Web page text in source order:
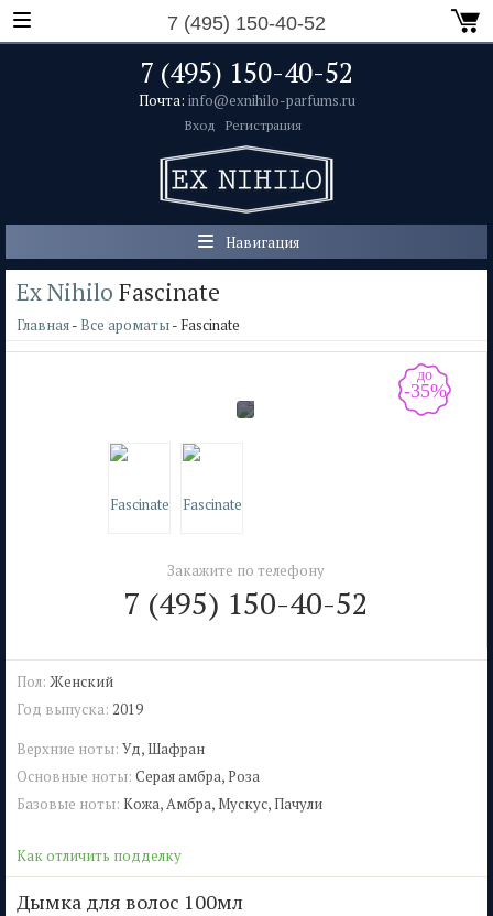
7 (495) 150-40-52
7 (495) 150-40-52
Почта: info@exnihilo-parfums.ru
Вход Регистрация
Навигация
Ex Nihilo Fascinate
Главная- Все ароматы- Fascinate
до
-35%
Закажите по телефону
7 (495) 150-40-52
Как отличить подделку
Пол: Женский
Год выпуска: 2019
Верхние ноты: Уд, Шафран
Основные ноты: Серая амбра, Роза
Базовые ноты: Кожа, Амбра, Мускус, Пачули
дымка для волос 100мл